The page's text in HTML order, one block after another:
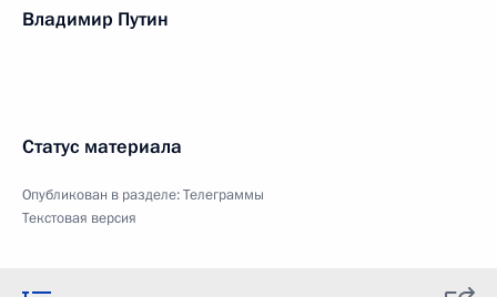
Владимир Путин
Статус материала
Опубликован в разделе:Телеграммы
Текстовая версия